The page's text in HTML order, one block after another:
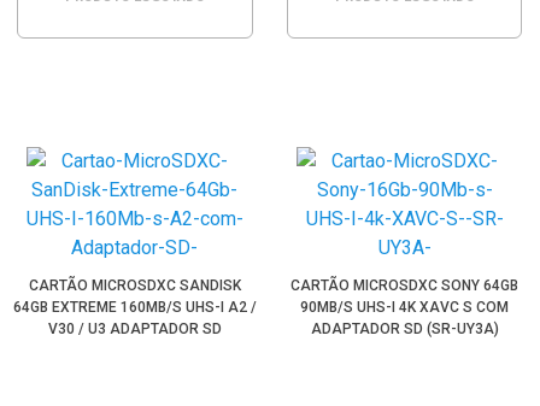
CARTÃO MICROSDXC SANDISK
64GB EXTREME 160MB/S UHS-I A2 /
V30 / U3 ADAPTADOR SD
CARTÃO MICROSDXC SONY 64GB
90MB/S UHS-I 4K XAVC S COM
ADAPTADOR SD (SR-UY3A)